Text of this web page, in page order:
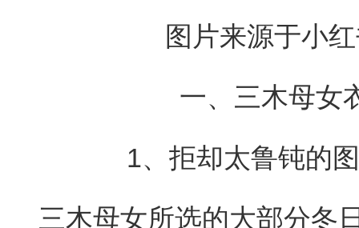
图片来源于小
一、三木母女
1、拒却太鲁钝的
三木母女所选的大部分冬